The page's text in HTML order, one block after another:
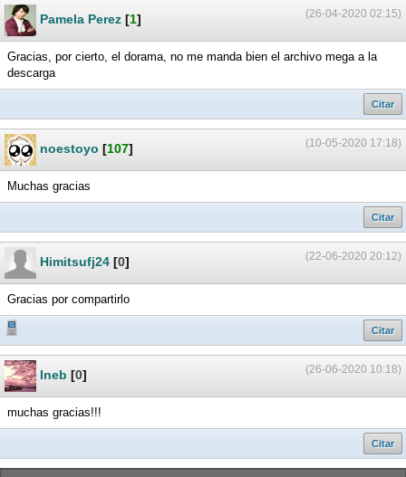
(26-04-2020 02:15)
Pamela Perez [1]
Gracias, por cierto, el dorama, no me manda bien el archivo mega a la
descarga
Citar
(10-05-2020 17:18)
noestoyo [107]
Muchas gracias
Citar
(22-06-2020 20:12)
Himitsufj24 [0]
Gracias por compartirlo
Citar
(26-06-2020 10:18)
Ineb [0]
muchas gracias!!!
Citar